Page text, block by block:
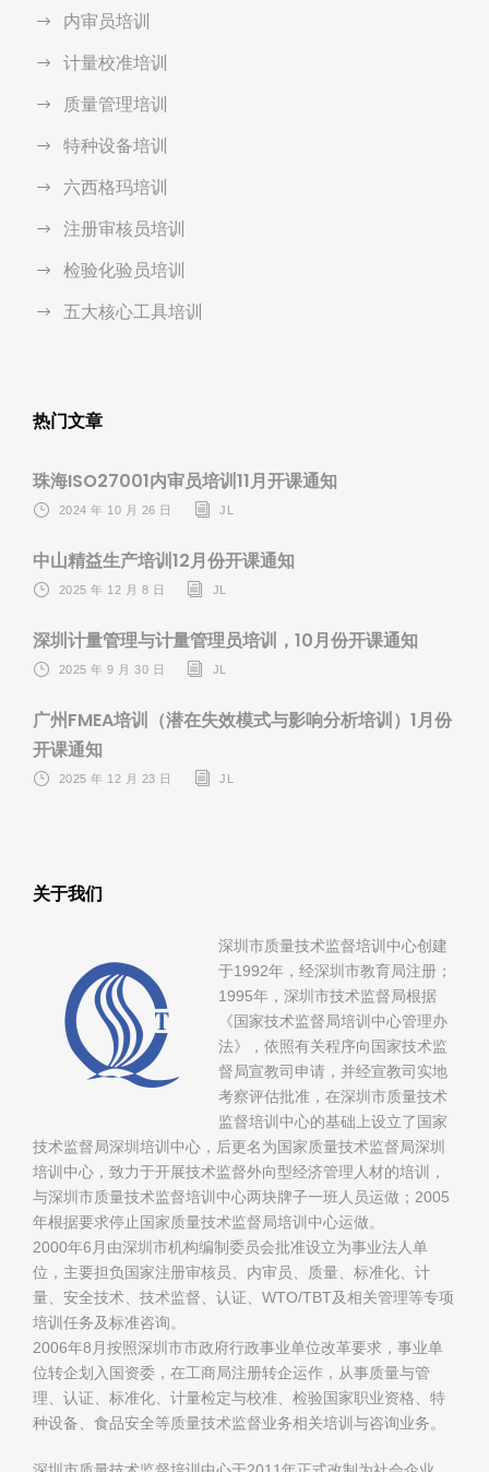
内审员培训
计量校准培训
质量管理培训
特种设备培训
六西格玛培训
注册审核员培训
检验化验员培训
五大核心工具培训
热门文章
珠海ISO27001内审员培训11月开课通知
2024 年 10 月 26 日 JL
中山精益生产培训12月份开课通知
2025 年 12 月 8 日 JL
深圳计量管理与计量管理员培训，10月份开课通知
2025 年 9 月 30 日 JL
广州FMEA培训（潜在失效模式与影响分析培训）1月份
开课通知
2025 年 12 月 23 日 JL
关于我们
深圳市质量技术监督培训中心创建
于1992年，经深圳市教育局注册；
1995年，深圳市技术监督局根据
《国家技术监督局培训中心管理办
法》，依照有关程序向国家技术监
督局宣教司申请，并经宣教司实地
考察评估批准，在深圳市质量技术
监督培训中心的基础上设立了国家
技术监督局深圳培训中心，后更名为国家质量技术监督局深圳
培训中心，致力于开展技术监督外向型经济管理人材的培训，
与深圳市质量技术监督培训中心两块牌子一班人员运做；2005
年根据要求停止国家质量技术监督局培训中心运做。
2000年6月由深圳市机构编制委员会批准设立为事业法人单
位，主要担负国家注册审核员、内审员、质量、标准化、计
量、安全技术、技术监督、认证、WTO/TBT及相关管理等专项
培训任务及标准咨询。
2006年8月按照深圳市市政府行政事业单位改革要求，事业单
位转企划入国资委，在工商局注册转企运作，从事质量与管
理、认证、标准化、计量检定与校准、检验国家职业资格、特
种设备、食品安全等质量技术监督业务相关培训与咨询业务。